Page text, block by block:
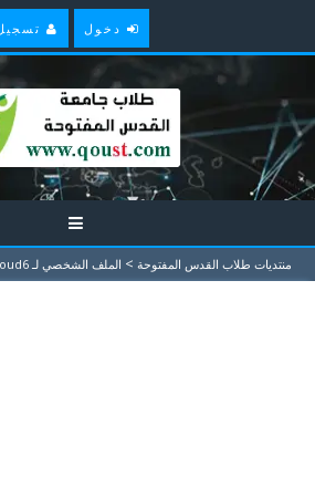
دخول تسجيل
منتديات طلاب القدس المفتوحة > الملف الشخصي لـ Anharmahmoud6